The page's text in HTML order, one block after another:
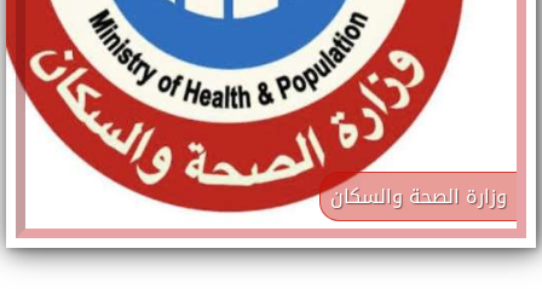
وزارة الصحة والسكان